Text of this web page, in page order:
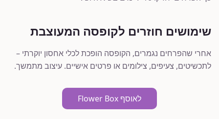
שימושים חוזרים לקופסה המעוצבת
אחרי שהפרחים נגמרים, הקופסה הופכת לכלי אחסון יוקרתי –
לתכשיטים, צעיפים, צילומים או פרטים אישיים. עיצוב מתמשך.
לאוסף Flower Box